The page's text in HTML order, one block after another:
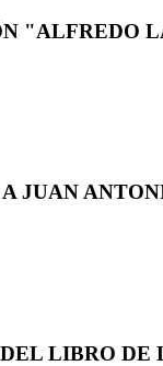
"ALFREDO
JUAN
LIBRO